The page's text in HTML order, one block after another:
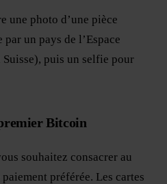
une photo d’une pièce
un pays de l’Espace
puis un selfie pour
Bitcoin
souhaitez consacrer au
préférée. Les cartes